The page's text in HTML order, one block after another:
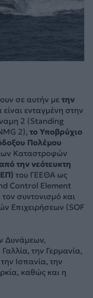
σε αυτήν με την
ενταγμένη στην
2 (Standing
2), το Υποβρύχιο
Πολέμου
Καταστροφών
την νεότευκτη
του ΓΕΕΘΑ ως
Control Element
συντονισμό και
Επιχειρήσεων (SOF
Δυνάμεων,
την Γερμανία,
Ισπανία, την
καθώς και η